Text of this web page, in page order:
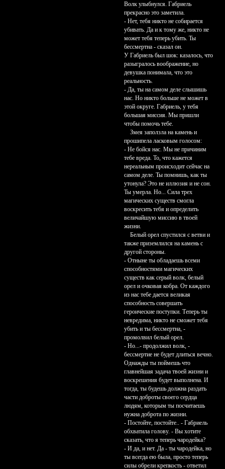
Волк улыбнулся. Габриель
прекрасно это заметила.
- Нет, тебя никто не собирается
убивать. Да и к тому же, никто не
может тебя теперь убить. Ты
бессмертна - сказал он.
У Габриель был шок: казалось, что
разыгралось воображение, но
девушка понимала, что это
реальность.
- Да, ты на самом деле слышишь
нас. Но никто больше не может в
этой округе. Габриель, у тебя
большая миссия. Мы пришли
чтобы помочь тебе.
Змея заползла на камень и
прошипела ласковым голосом:
- Не бойся нас. Мы не причиним
тебе вреда. То, что кажется
нереальным происходит сейчас на
самом деле. Ты помнишь, как ты
утонула? Это не иллюзия и не сон.
Ты умерла. Но... Сила трех
магических существ смогла
воскресить тебя и определить
величайшую миссию в твоей
жизни.
Белый орел спустился с ветви и
также приземлился на камень с
другой стороны.
- Отныне ты обладаешь всеми
способностями магических
существ как серый волк, белый
орел и очковая кобра. От каждого
из нас тебе дается великая
способность совершать
героические поступки. Теперь ты
невредима, никто не сможет тебя
убить и ты бессмертна, -
промолвил белый орел.
- Но...- продолжил волк, -
бессмертие не будет длиться вечно.
Однажды ты поймешь что
главнейшая задача твоей жизни и
воскрешения будет выполнена. И
тогда, ты будешь должна раздать
части доброты своего сердца
людям, которым ты посчитаешь
нужна доброта по жизни.
- Постойте, постойте.. - Габриель
обхватила голову. - Вы хотите
сказать, что я теперь чародейка?
- И да, и нет. Да - ты чародейка, но
ты всегда ею была, просто теперь
силы обрели крепкость - ответил